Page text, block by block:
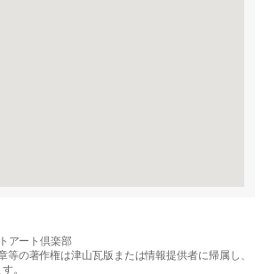
アート倶楽部
等の著作権は津山瓦版または情報提供者に帰属し、
。